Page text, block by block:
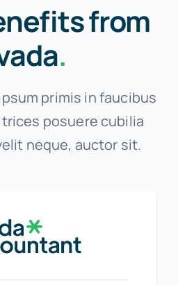
from
.
primis in faucibus
posuere cubilia
neque, auctor sit.